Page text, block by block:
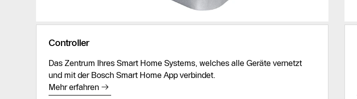
Controller
Das Zentrum Ihres Smart Home Systems, welches alle Geräte vernetzt
und mit der Bosch Smart Home App verbindet.
Mehr erfahren